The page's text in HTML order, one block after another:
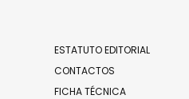
ESTATUTO EDITORIAL
CONTACTOS
FICHA TÉCNICA